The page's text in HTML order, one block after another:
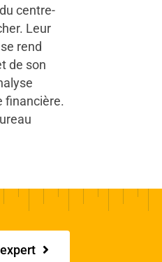
centre-
Leur
rend
de son
financière.